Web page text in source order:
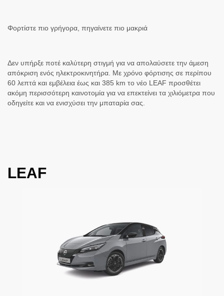
Φορτίστε πιο γρήγορα, πηγαίνετε πιο μακριά
Δεν υπήρξε ποτέ καλύτερη στιγμή για να απολαύσετε την άμεση
απόκριση ενός ηλεκτροκινητήρα. Με χρόνο φόρτισης σε περίπου
60 λεπτά και εμβέλεια έως και 385 km το νέο LEAF προσθέτει
ακόμη περισσότερη καινοτομία για να επεκτείνει τα χιλιόμετρα που
οδηγείτε και να ενισχύσει την μπαταρία σας.
LEAF